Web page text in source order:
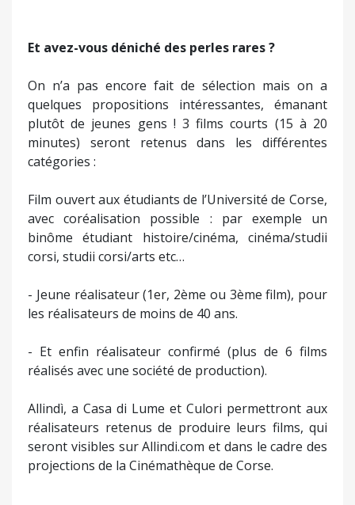
Et avez-vous déniché des perles rares ?
On n’a pas encore fait de sélection mais on a
quelques propositions intéressantes, émanant
plutôt de jeunes gens ! 3 films courts (15 à 20
minutes) seront retenus dans les différentes
catégories :
Film ouvert aux étudiants de l’Université de Corse,
avec coréalisation possible : par exemple un
binôme étudiant histoire/cinéma, cinéma/studii
corsi, studii corsi/arts etc…
- Jeune réalisateur (1er, 2ème ou 3ème film), pour
les réalisateurs de moins de 40 ans.
- Et enfin réalisateur confirmé (plus de 6 films
réalisés avec une société de production).
Allindì, a Casa di Lume et Culori permettront aux
réalisateurs retenus de produire leurs films, qui
seront visibles sur Allindi.com et dans le cadre des
projections de la Cinémathèque de Corse.